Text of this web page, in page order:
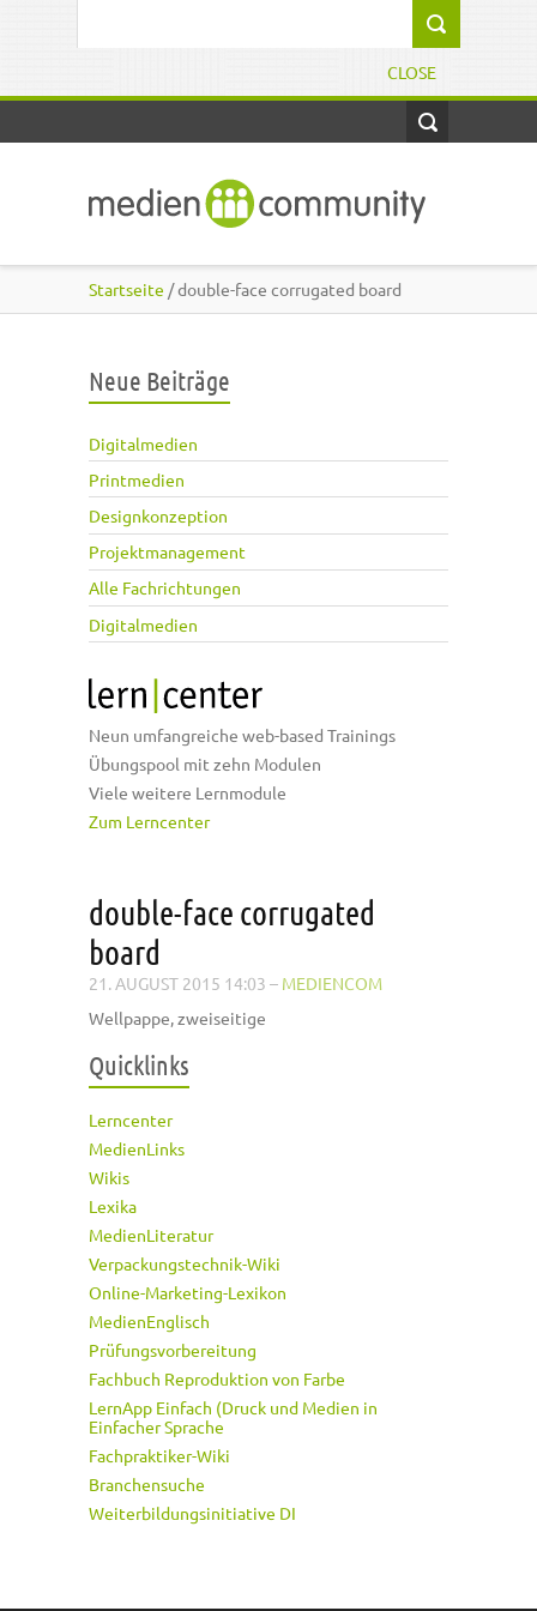
CLOSE
Startseite / double-face corrugated board
Neue Beiträge
Digitalmedien
Printmedien
Designkonzeption
Projektmanagement
Alle Fachrichtungen
Digitalmedien
Neun umfangreiche web-based Trainings
Übungspool mit zehn Modulen
Viele weitere Lernmodule
Zum Lerncenter
double-face corrugated
board
21. AUGUST 2015 14:03 – MEDIENCOM
Wellpappe, zweiseitige
Quicklinks
Lerncenter
MedienLinks
Wikis
Lexika
MedienLiteratur
Verpackungstechnik-Wiki
Online-Marketing-Lexikon
MedienEnglisch
Prüfungsvorbereitung
Fachbuch Reproduktion von Farbe
LernApp Einfach (Druck und Medien in
Einfacher Sprache
Fachpraktiker-Wiki
Branchensuche
Weiterbildungsinitiative DI